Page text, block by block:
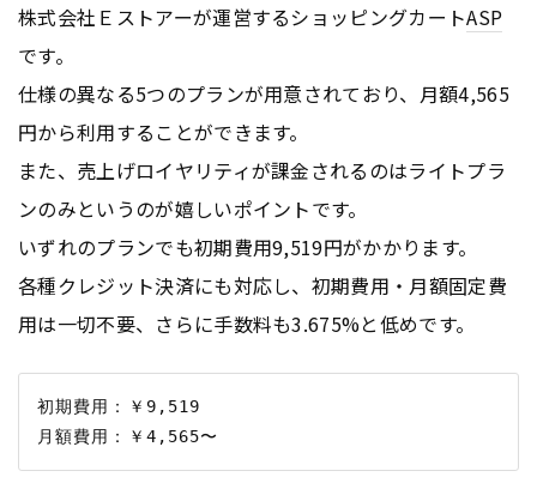
株式会社Ｅストアーが運営するショッピングカートASP
です。
仕様の異なる5つのプランが用意されており、月額4,565
円から利用することができます。
また、売上げロイヤリティが課金されるのはライトプラ
ンのみというのが嬉しいポイントです。
いずれのプランでも初期費用9,519円がかかります。
各種クレジット決済にも対応し、初期費用・月額固定費
用は一切不要、さらに手数料も3.675%と低めです。
初期費用：￥9,519